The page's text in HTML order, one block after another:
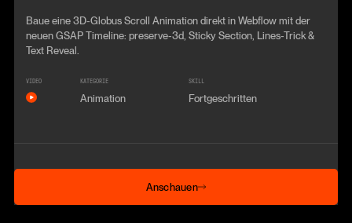
Baue eine 3D-Globus Scroll Animation direkt in Webflow mit der
neuen GSAP Timeline: preserve-3d, Sticky Section, Lines-Trick &
Text Reveal.
VIDEO KATEGORIE
Animation
SKILL
Fortgeschritten
Anschauen
Anschauen